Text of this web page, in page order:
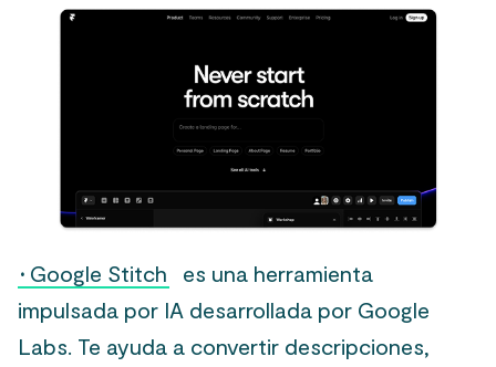
· Google Stitch
es una herramienta
impulsada por IA desarrollada por Google
Labs. Te ayuda a convertir descripciones,